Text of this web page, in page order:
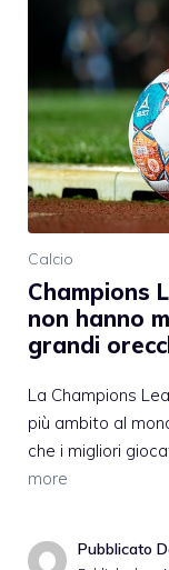
Calcio
Champions
non hanno
grandi
La Champions
più ambito al
che i migliori
more
Pubblicato